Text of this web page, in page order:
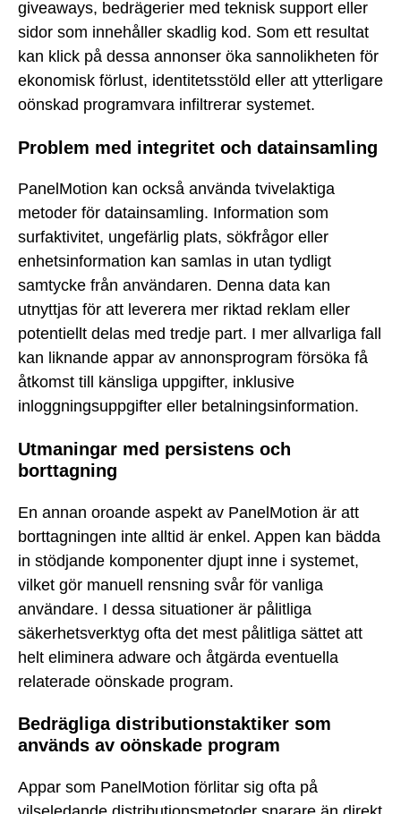
giveaways, bedrägerier med teknisk support eller
sidor som innehåller skadlig kod. Som ett resultat
kan klick på dessa annonser öka sannolikheten för
ekonomisk förlust, identitetsstöld eller att ytterligare
oönskad programvara infiltrerar systemet.
Problem med integritet och datainsamling
PanelMotion kan också använda tvivelaktiga
metoder för datainsamling. Information som
surfaktivitet, ungefärlig plats, sökfrågor eller
enhetsinformation kan samlas in utan tydligt
samtycke från användaren. Denna data kan
utnyttjas för att leverera mer riktad reklam eller
potentiellt delas med tredje part. I mer allvarliga fall
kan liknande appar av annonsprogram försöka få
åtkomst till känsliga uppgifter, inklusive
inloggningsuppgifter eller betalningsinformation.
Utmaningar med persistens och
borttagning
En annan oroande aspekt av PanelMotion är att
borttagningen inte alltid är enkel. Appen kan bädda
in stödjande komponenter djupt inne i systemet,
vilket gör manuell rensning svår för vanliga
användare. I dessa situationer är pålitliga
säkerhetsverktyg ofta det mest pålitliga sättet att
helt eliminera adware och åtgärda eventuella
relaterade oönskade program.
Bedrägliga distributionstaktiker som
används av oönskade program
Appar som PanelMotion förlitar sig ofta på